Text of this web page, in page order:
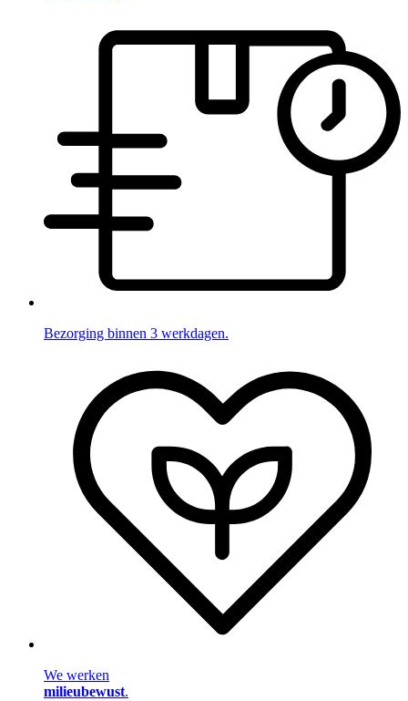
Bezorging binnen 3 werkdagen.
We werken
milieubewust.